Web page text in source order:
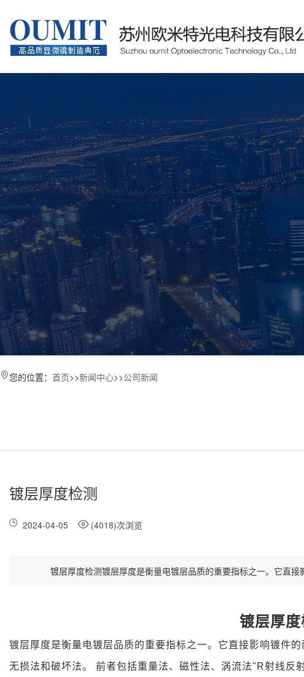
您的位置： 首页>>新闻中心>>公司新闻
镀层厚度检测
2024-04-05 (4018)次浏览
镀层厚度检测镀层厚度是衡量电镀层品质的重要指标之一。它直接
镀层厚度
镀层厚度是衡量电镀层品质的重要指标之一。它直接影响镀件
无损法和破坏法。 前者包括重量法、磁性法、涡流法"R射线反